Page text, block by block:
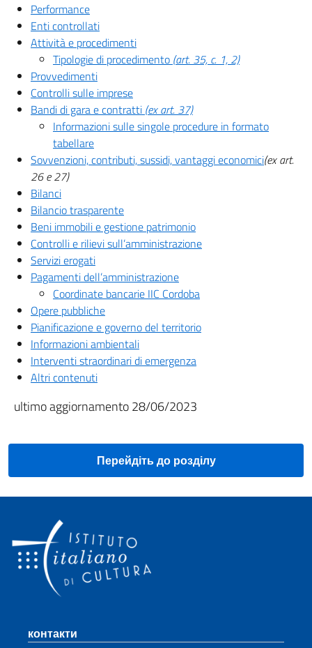
Performance
Enti controllati
Attività e procedimenti
Tipologie di procedimento (art. 35, c. 1, 2)
Provvedimenti
Controlli sulle imprese
Bandi di gara e contratti (ex art. 37)
Informazioni sulle singole procedure in formato
tabellare
Sovvenzioni, contributi, sussidi, vantaggi economici(ex art.
26 e 27)
Bilanci
Bilancio trasparente
Beni immobili e gestione patrimonio
Controlli e rilievi sull’amministrazione
Servizi erogati
Pagamenti dell’amministrazione
Coordinate bancarie IIC Cordoba
Opere pubbliche
Pianificazione e governo del territorio
Informazioni ambientali
Interventi straordinari di emergenza
Altri contenuti
ultimo aggiornamento 28/06/2023
Перейдіть до розділу
Sezione footer
контакти